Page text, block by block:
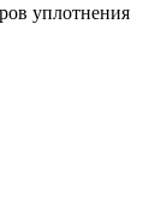
уплотнения